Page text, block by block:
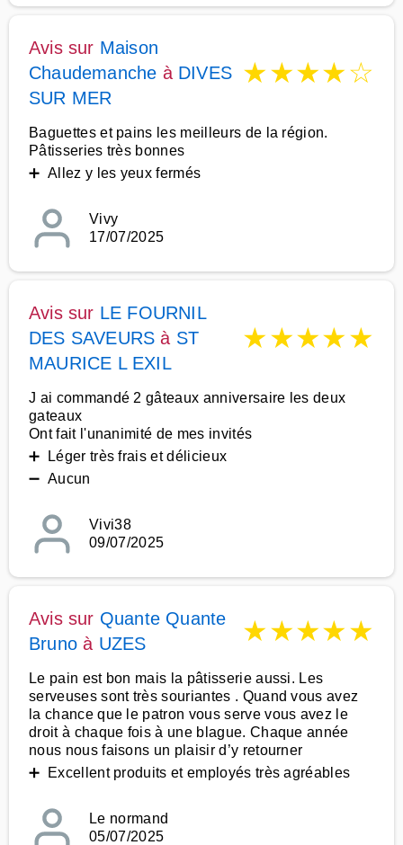
Avis sur Maison
Chaudemanche à DIVES
SUR MER
★★★★☆
Baguettes et pains les meilleurs de la région.
Pâtisseries très bonnes
➕ Allez y les yeux fermés
Vivy
17/07/2025
Avis sur LE FOURNIL
DES SAVEURS à ST
MAURICE L EXIL
★★★★★
J ai commandé 2 gâteaux anniversaire les deux
gateaux
Ont fait l'unanimité de mes invités
➕ Léger très frais et délicieux
➖ Aucun
Vivi38
09/07/2025
Avis sur Quante Quante
Bruno à UZES ★★★★★
Le pain est bon mais la pâtisserie aussi. Les
serveuses sont très souriantes . Quand vous avez
la chance que le patron vous serve vous avez le
droit à chaque fois à une blague. Chaque année
nous nous faisons un plaisir d’y retourner
➕ Excellent produits et employés très agréables
Le normand
05/07/2025